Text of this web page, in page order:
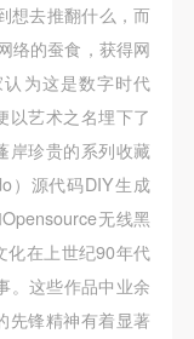
想去推翻什么，而
络的蚕食，获得网
为这是数字时代
以艺术之名埋下了
岸珍贵的系列收藏
）源代码DIY生成
无线黑
化在上世纪90年代
。这些作品中业余
先锋精神有着显著